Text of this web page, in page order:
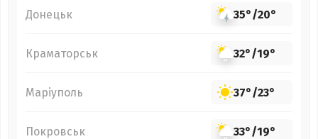
Донецьк 35°/20°
Краматорськ 32°/19°
Маріуполь 37°/23°
Покровськ 33°/19°